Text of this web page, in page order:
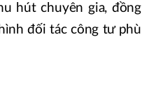
hút chuyên gia, đồng
đối tác công tư phù